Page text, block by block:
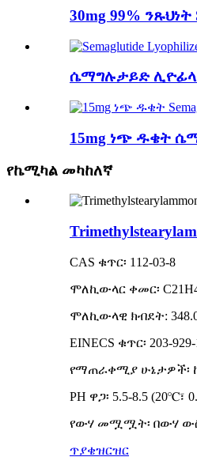
30mg 99% ንጹህነት
ሴማግሉታይድ
15mg ነጭ ዱቄት
የኬሚካል መካከለኛ
CAS ቁጥር፡ 112-03-8
ሞለኪውላር ቀመር፡
ሞለኪውላዊ ክብደት:
EINECS ቁጥር፡ 203-929-
የማጠራቀሚያ ሁኔታዎች፡
PH ዋጋ፡ 5.5-8.5 (20℃፣
የውሃ መሟሟት፡ በውሃ
ጥያቄዝርዝር